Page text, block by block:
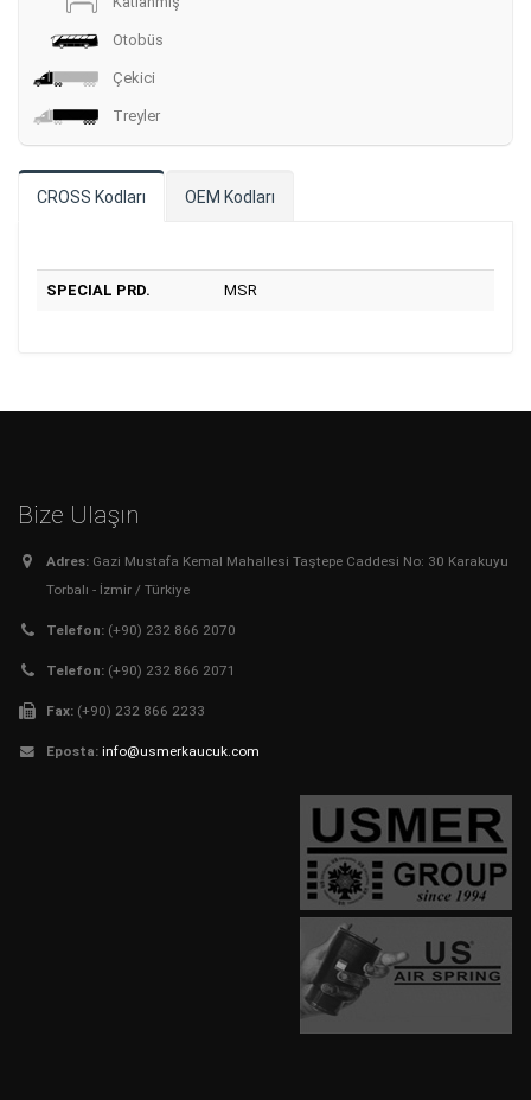
Otobüs
Çekici
Treyler
CROSS Kodları OEM Kodları
SPECIAL PRD. MSR
Bize Ulaşın
Adres: Gazi Mustafa Kemal Mahallesi Taştepe Caddesi No: 30 Karakuyu
Torbalı - İzmir / Türkiye
Telefon: (+90) 232 866 2070
Telefon: (+90) 232 866 2071
Fax: (+90) 232 866 2233
Eposta: info@usmerkaucuk.com